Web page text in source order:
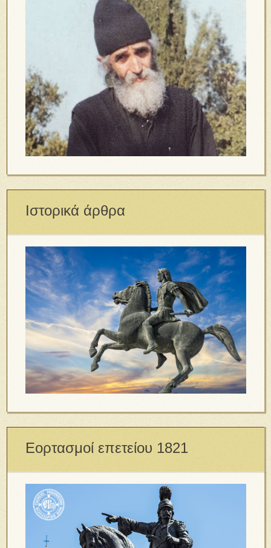
Ιστορικά άρθρα
Εορτασμοί επετείου 1821